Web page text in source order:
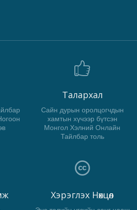
Талархал
Сайн дурын оролцогчдын
хамтын хүчээр бүтсэн
Монгол Хэлний Онлайн
Тайлбар толь
Хэрэглэх Нөхцөл